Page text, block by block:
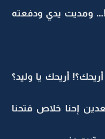
ومديت يدي ودفعته
أريحك يا وليد؟
إحنا خلاص فتحنا